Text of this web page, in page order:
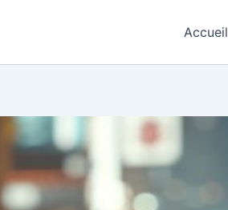
Accueil